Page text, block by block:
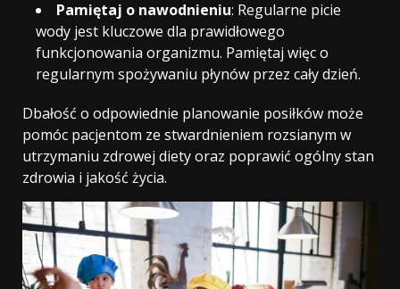
Pamiętaj o nawodnieniu: Regularne picie
wody jest kluczowe dla prawidłowego
funkcjonowania organizmu. Pamiętaj więc o
regularnym spożywaniu płynów przez cały dzień.
Dbałość o odpowiednie planowanie posiłków może
pomóc pacjentom ze stwardnieniem rozsianym w
utrzymaniu zdrowej diety oraz poprawić ogólny stan
zdrowia i jakość życia.